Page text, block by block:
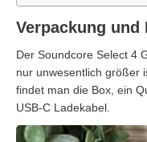
Verpackung und
Der Soundcore Select 4
nur unwesentlich größer
findet man die Box, ein
USB-C Ladekabel.